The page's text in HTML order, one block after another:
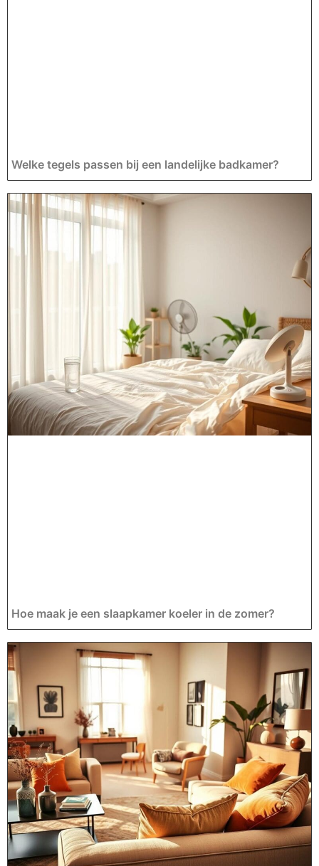
Welke tegels passen bij een landelijke badkamer?
Hoe maak je een slaapkamer koeler in de zomer?